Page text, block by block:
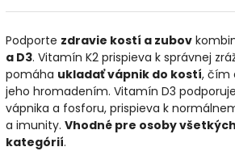
Podporte zdravie kostí a zubov
a D3. Vitamín K2 prispieva k správnej
pomáha ukladať vápnik do kostí, čím
jeho hromadením. Vitamín D3
vápnika a fosforu, prispieva k
a imunity. Vhodné pre osoby
kategórií.